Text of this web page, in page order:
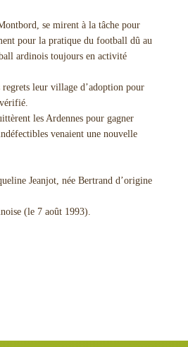
se mirent à la tâche pour
pour la pratique du football dû au
ardinois toujours en activité
regrets leur village d’adoption pour
les Ardennes pour gagner
venaient une nouvelle
Jeanjot, née Bertrand d’origine
(le 7 août 1993).